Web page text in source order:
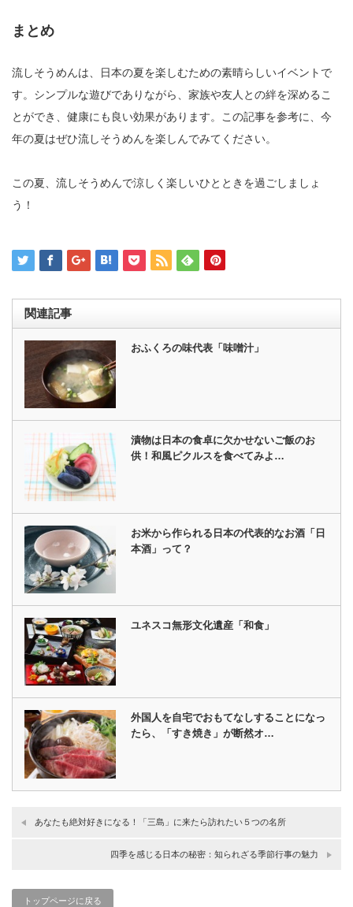
まとめ
流しそうめんは、日本の夏を楽しむための素晴らしいイベントで
す。シンプルな遊びでありながら、家族や友人との絆を深めるこ
とができ、健康にも良い効果があります。この記事を参考に、今
年の夏はぜひ流しそうめんを楽しんでみてください。
この夏、流しそうめんで涼しく楽しいひとときを過ごしましょ
う！
関連記事
おふくろの味代表「味噌汁」
漬物は日本の食卓に欠かせないご飯のお
供！和風ピクルスを食べてみよ…
お米から作られる日本の代表的なお酒「日
本酒」って？
ユネスコ無形文化遺産「和食」
外国人を自宅でおもてなしすることになっ
たら、「すき焼き」が断然オ…
あなたも絶対好きになる！「三島」に来たら訪れたい５つの名所
四季を感じる日本の秘密：知られざる季節行事の魅力
トップページに戻る